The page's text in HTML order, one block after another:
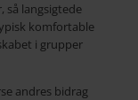
så langsigtede
komfortable
i grupper
andres bidrag